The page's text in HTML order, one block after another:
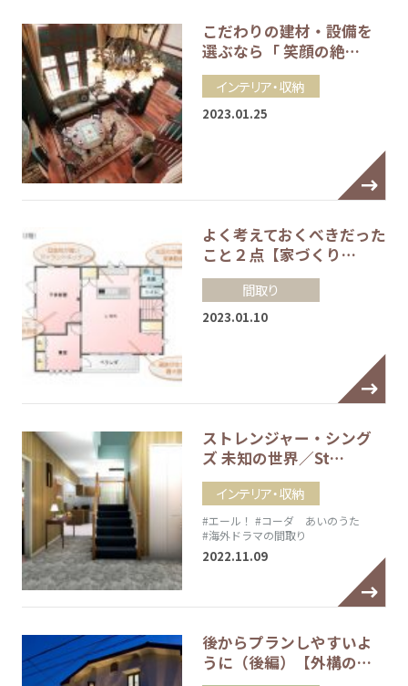
こだわりの建材・設備を
選ぶなら「 笑顔の絶…
インテリア・収納
2023.01.25
よく考えておくべきだった
こと２点【家づくり…
間取り
2023.01.10
ストレンジャー・シング
ズ 未知の世界／St…
インテリア・収納
#エール！ #コーダ あいのうた
#海外ドラマの間取り
2022.11.09
後からプランしやすいよ
うに（後編）【外構の…